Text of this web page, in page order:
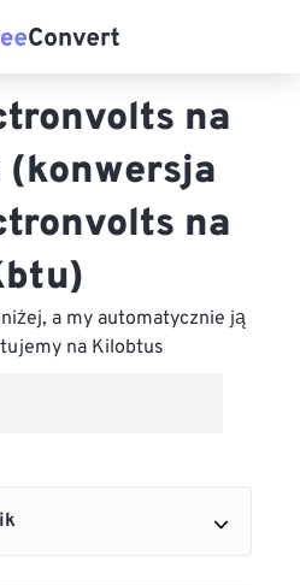
na
na
a my automatycznie ją
na Kilobtus